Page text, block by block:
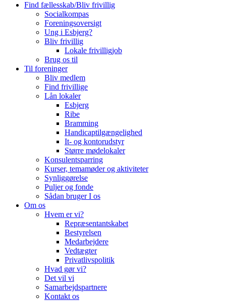
Find fællesskab/Bliv frivillig
Socialkompas
Foreningsoversigt
Ung i Esbjerg?
Bliv frivillig
Lokale frivilligjob
Brug os til
Til foreninger
Bliv medlem
Find frivillige
Lån lokaler
Esbjerg
Ribe
Bramming
Handicaptilgængelighed
It- og kontorudstyr
Større mødelokaler
Konsulentsparring
Kurser, temamøder og aktiviteter
Synliggørelse
Puljer og fonde
Sådan bruger I os
Om os
Hvem er vi?
Repræsentantskabet
Bestyrelsen
Medarbejdere
Vedtægter
Privatlivspolitik
Hvad gør vi?
Det vil vi
Samarbejdspartnere
Kontakt os